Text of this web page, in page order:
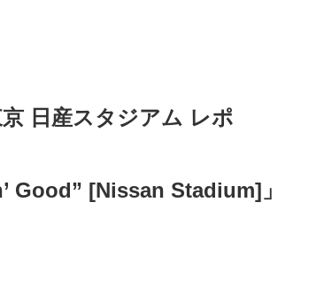
日産スタジアム レポ
Good” [Nissan Stadium]」